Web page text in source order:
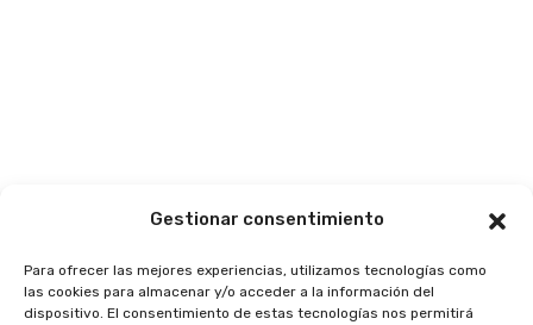
Gestionar consentimiento
Para ofrecer las mejores experiencias, utilizamos tecnologías como
las cookies para almacenar y/o acceder a la información del
dispositivo. El consentimiento de estas tecnologías nos permitirá